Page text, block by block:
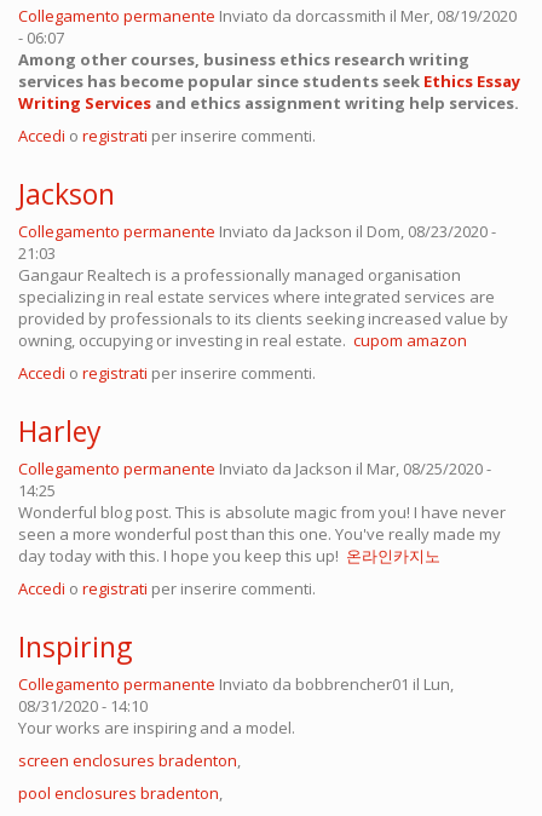
Collegamento permanente Inviato da dorcassmith il Mer, 08/19/2020
- 06:07
Among other courses, business ethics research writing
services has become popular since students seek Ethics Essay
Writing Services and ethics assignment writing help services.
Accedi o registrati per inserire commenti.
Jackson
Collegamento permanente Inviato da Jackson il Dom, 08/23/2020 -
21:03
Gangaur Realtech is a professionally managed organisation
specializing in real estate services where integrated services are
provided by professionals to its clients seeking increased value by
owning, occupying or investing in real estate. cupom amazon
Accedi o registrati per inserire commenti.
Harley
Collegamento permanente Inviato da Jackson il Mar, 08/25/2020 -
14:25
Wonderful blog post. This is absolute magic from you! I have never
seen a more wonderful post than this one. You've really made my
day today with this. I hope you keep this up! 온라인카지노
Accedi o registrati per inserire commenti.
Inspiring
Collegamento permanente Inviato da bobbrencher01 il Lun,
08/31/2020 - 14:10
Your works are inspiring and a model.
screen enclosures bradenton,
pool enclosures bradenton,